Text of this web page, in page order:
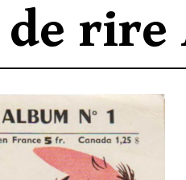
de rire